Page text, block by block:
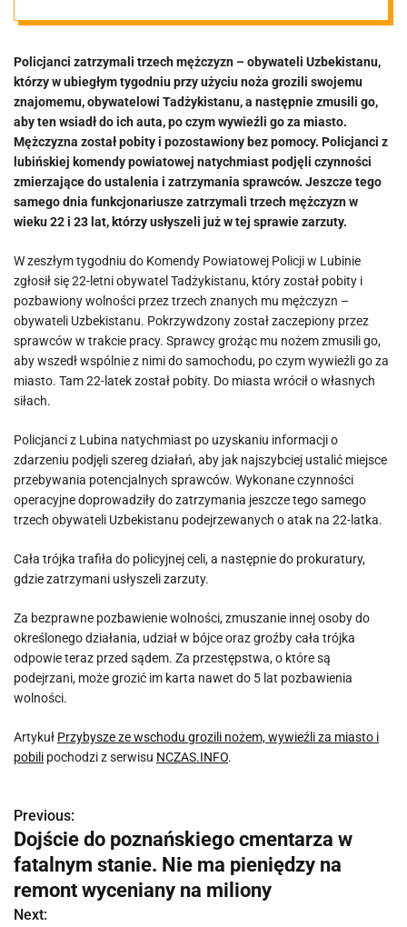
miasto i pobili
Policjanci zatrzymali trzech mężczyzn – obywateli Uzbekistanu,
którzy w ubiegłym tygodniu przy użyciu noża grozili swojemu
znajomemu, obywatelowi Tadżykistanu, a następnie zmusili go,
aby ten wsiadł do ich auta, po czym wywieźli go za miasto.
Mężczyzna został pobity i pozostawiony bez pomocy. Policjanci z
lubińskiej komendy powiatowej natychmiast podjęli czynności
zmierzające do ustalenia i zatrzymania sprawców. Jeszcze tego
samego dnia funkcjonariusze zatrzymali trzech mężczyzn w
wieku 22 i 23 lat, którzy usłyszeli już w tej sprawie zarzuty.
W zeszłym tygodniu do Komendy Powiatowej Policji w Lubinie
zgłosił się 22-letni obywatel Tadżykistanu, który został pobity i
pozbawiony wolności przez trzech znanych mu mężczyzn –
obywateli Uzbekistanu. Pokrzywdzony został zaczepiony przez
sprawców w trakcie pracy. Sprawcy grożąc mu nożem zmusili go,
aby wszedł wspólnie z nimi do samochodu, po czym wywieźli go za
miasto. Tam 22-latek został pobity. Do miasta wrócił o własnych
siłach.
Policjanci z Lubina natychmiast po uzyskaniu informacji o
zdarzeniu podjęli szereg działań, aby jak najszybciej ustalić miejsce
przebywania potencjalnych sprawców. Wykonane czynności
operacyjne doprowadziły do zatrzymania jeszcze tego samego
trzech obywateli Uzbekistanu podejrzewanych o atak na 22-latka.
Cała trójka trafiła do policyjnej celi, a następnie do prokuratury,
gdzie zatrzymani usłyszeli zarzuty.
Za bezprawne pozbawienie wolności, zmuszanie innej osoby do
określonego działania, udział w bójce oraz groźby cała trójka
odpowie teraz przed sądem. Za przestępstwa, o które są
podejrzani, może grozić im karta nawet do 5 lat pozbawienia
wolności.
Artykuł Przybysze ze wschodu grozili nożem, wywieźli za miasto i
pobili pochodzi z serwisu NCZAS.INFO.
N
a
w
Previous:
Dojście do poznańskiego cmentarza w
fatalnym stanie. Nie ma pieniędzy na
remont wyceniany na miliony
Next: